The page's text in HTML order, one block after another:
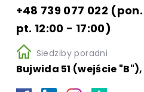
+48 739 077 022
pt. 12:00 - 17:00)
Siedziby poradni
Bujwida 51 (wejście